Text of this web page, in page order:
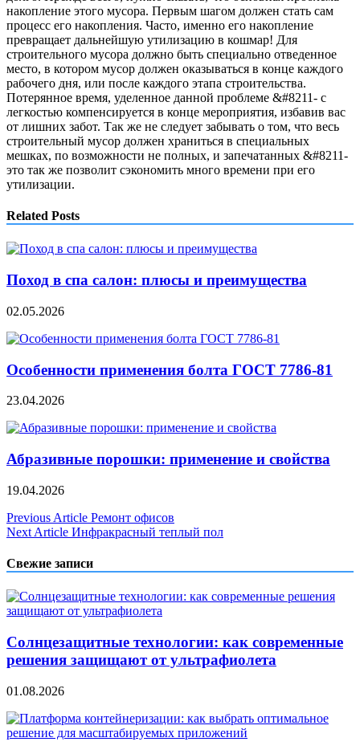
накопление этого мусора. Первым шагом должен стать сам
процесс его накопления. Часто, именно его накопление
превращает дальнейшую утилизацию в кошмар! Для
строительного мусора должно быть специально отведенное
место, в котором мусор должен оказываться в конце каждого
рабочего дня, или после каждого этапа строительства.
Потерянное время, уделенное данной проблеме &#8211- с
легкостью компенсируется в конце мероприятия, избавив вас
от лишних забот. Так же не следует забывать о том, что весь
строительный мусор должен храниться в специальных
мешках, по возможности не полных, и запечатанных &#8211-
это так же позволит сэкономить много времени при его
утилизации.
Related Posts
Поход в спа салон: плюсы и преимущества
02.05.2026
Особенности применения болта ГОСТ 7786-81
23.04.2026
Абразивные порошки: применение и свойства
19.04.2026
Навигация
по
записям
Previous Article Ремонт офисов
Next Article Инфракрасный теплый пол
Свежие записи
Солнцезащитные технологии: как современные
решения защищают от ультрафиолета
01.08.2026